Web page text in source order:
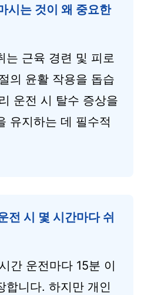
시는 것이 왜 중요한
는 근육 경련 및 피로
의 윤활 작용을 돕습
운전 시 탈수 증상을
유지하는 데 필수적
전 시 몇 시간마다 쉬
간 운전마다 15분 이
합니다. 하지만 개인